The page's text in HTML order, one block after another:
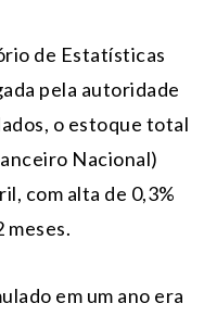
de Estatísticas
pela autoridade
o estoque total
Nacional)
com alta de 0,3%
meses.
em um ano era